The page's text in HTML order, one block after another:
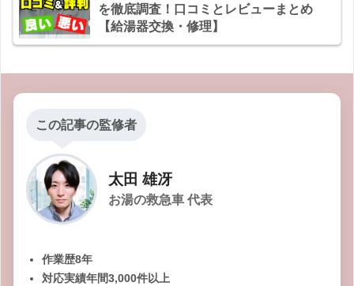
を徹底調査！口コミとレビューまとめ
【給湯器交換・修理】
この記事の監修者
太田 雄冴
お湯の救急車 代表
作業歴8年
対応実績年間3,000件以上